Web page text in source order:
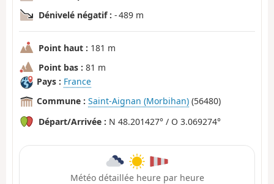
Dénivelé négatif : - 489 m
Point haut : 181 m
Point bas : 81 m
Pays : France
Commune : Saint-Aignan (Morbihan) (56480)
Départ/Arrivée : N 48.201427° / O 3.069274°
Météo détaillée heure par heure